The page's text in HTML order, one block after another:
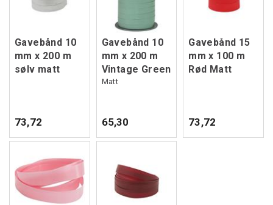
Gavebånd 10
mm x 200 m
sølv matt
73,72
Gavebånd 10
mm x 200 m
Vintage Green
Matt
65,30
Gavebånd 15
mm x 100 m
Rød Matt
73,72